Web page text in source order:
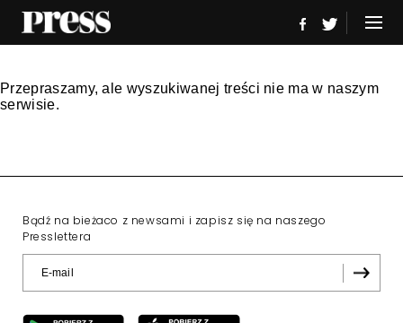
Przepraszamy, ale wyszukiwanej treści nie ma w naszym
serwisie.
Bądź na bieżaco z newsami i zapisz się na naszego
Presslettera